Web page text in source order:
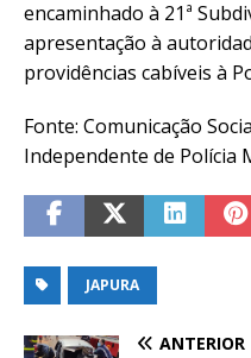
encaminhado à 21ª
apresentação à
providências cabíveis à
Fonte: Comunicação
Independente de Polícia
JAPURA
ANTERIOR